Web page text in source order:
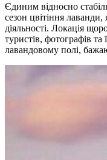
Єдиним відносно
сезон цвітіння
діяльності. Локація
туристів, фотографів
лавандовому полі,